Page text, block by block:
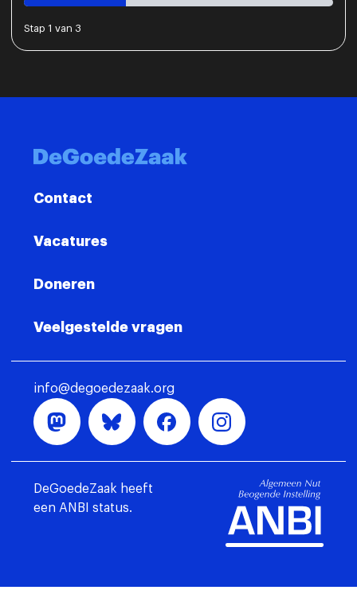
Stap 1 van 3
Contact
Vacatures
Doneren
Veelgestelde vragen
info@degoedezaak.org
DeGoedeZaak heeft
een ANBI status.